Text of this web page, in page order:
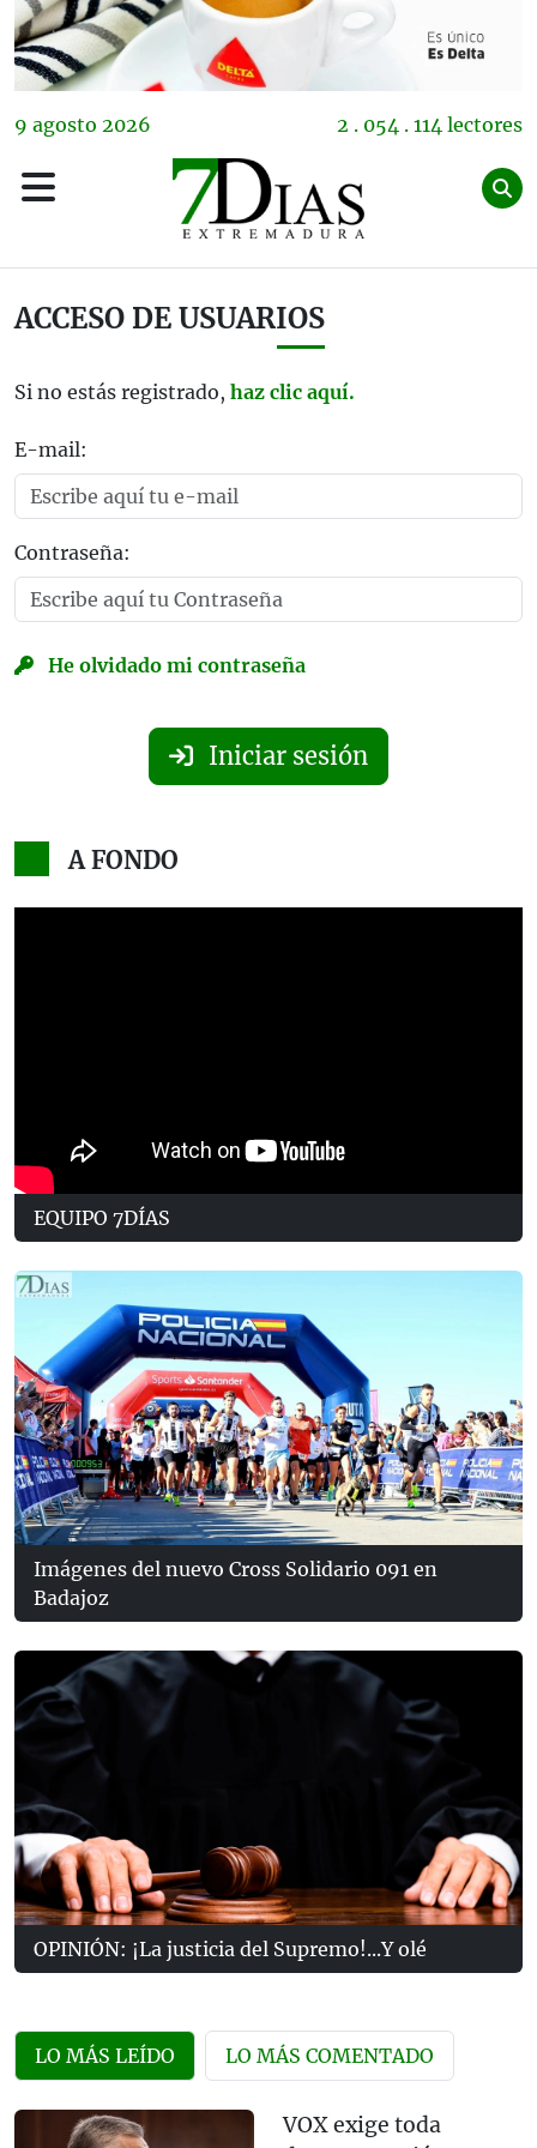
9 agosto 2026 2 . 054 . 114 lectores
ACCESO DE USUARIOS
Si no estás registrado, haz clic aquí.
E-mail:
Contraseña:
He olvidado mi contraseña
Iniciar sesión
A FONDO
EQUIPO 7DÍAS
Imágenes del nuevo Cross Solidario 091 en
Badajoz
OPINIÓN: ¡La justicia del Supremo!...Y olé
LO MÁS LEÍDO LO MÁS COMENTADO
VOX exige toda